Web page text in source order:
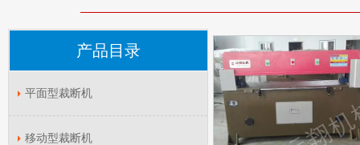
产品目录
平面型裁断机
移动型裁断机